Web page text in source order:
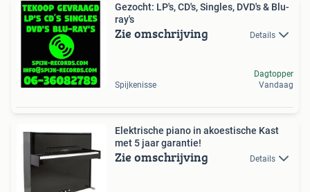
Gezocht: LP's, CD's, Singles, DVD's & Blu-
ray's
Zie omschrijving Details
Spijkenisse
Dagtopper
Vandaag
Elektrische piano in akoestische Kast
met 5 jaar garantie!
Zie omschrijving Details